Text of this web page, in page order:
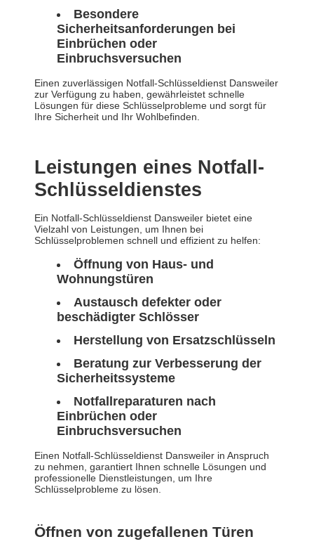
Besondere
Sicherheitsanforderungen bei
Einbrüchen oder
Einbruchsversuchen
Einen zuverlässigen Notfall-Schlüsseldienst Dansweiler
zur Verfügung zu haben, gewährleistet schnelle
Lösungen für diese Schlüsselprobleme und sorgt für
Ihre Sicherheit und Ihr Wohlbefinden.
Leistungen eines Notfall-
Schlüsseldienstes
Ein Notfall-Schlüsseldienst Dansweiler bietet eine
Vielzahl von Leistungen, um Ihnen bei
Schlüsselproblemen schnell und effizient zu helfen:
Öffnung von Haus- und
Wohnungstüren
Austausch defekter oder
beschädigter Schlösser
Herstellung von Ersatzschlüsseln
Beratung zur Verbesserung der
Sicherheitssysteme
Notfallreparaturen nach
Einbrüchen oder
Einbruchsversuchen
Einen Notfall-Schlüsseldienst Dansweiler in Anspruch
zu nehmen, garantiert Ihnen schnelle Lösungen und
professionelle Dienstleistungen, um Ihre
Schlüsselprobleme zu lösen.
Öffnen von zugefallenen Türen